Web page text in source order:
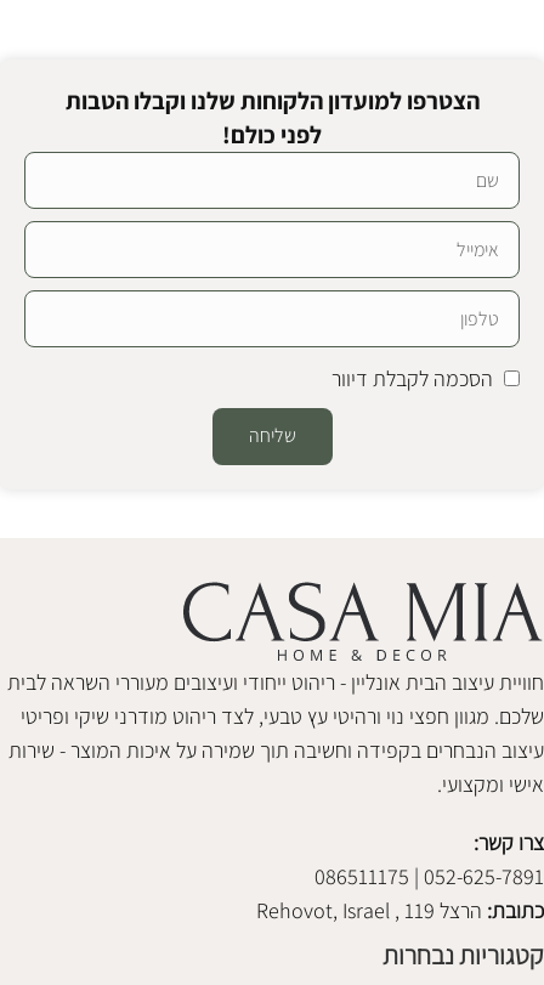
הצטרפו למועדון הלקוחות שלנו וקבלו הטבות
לפני כולם!
הסכמה לקבלת דיוור
שליחה
חוויית עיצוב הבית אונליין - ריהוט ייחודי ועיצובים מעוררי השראה לבית
שלכם. מגוון חפצי נוי ורהיטי עץ טבעי, לצד ריהוט מודרני שיקי ופריטי
עיצוב הנבחרים בקפידה וחשיבה תוך שמירה על איכות המוצר - שירות
אישי ומקצועי.
צרו קשר:
052-625-7891 | 086511175
כתובת: הרצל 119 , Rehovot, Israel
קטגוריות נבחרות